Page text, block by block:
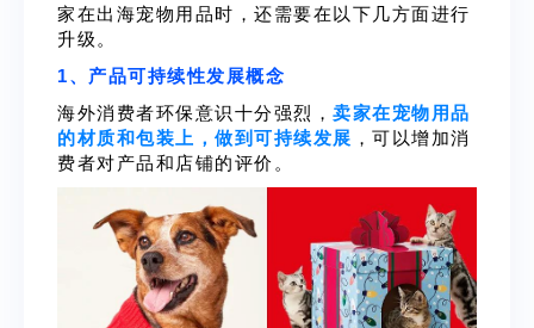
家在出海宠物用品时，还需要在以下几方面进行
升级。
1、产品可持续性发展概念
海外消费者环保意识十分强烈， 卖家在宠物用品
的材质和包装上，做到可持续发展 ，可以增加消
费者对产品和店铺的评价。